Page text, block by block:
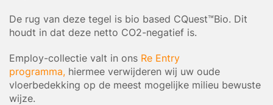
De rug van deze tegel is bio based CQuest™Bio. Dit
houdt in dat deze netto CO2-negatief is.
Employ-collectie valt in ons Re Entry
programma, hiermee verwijderen wij uw oude
vloerbedekking op de meest mogelijke milieu bewuste
wijze.